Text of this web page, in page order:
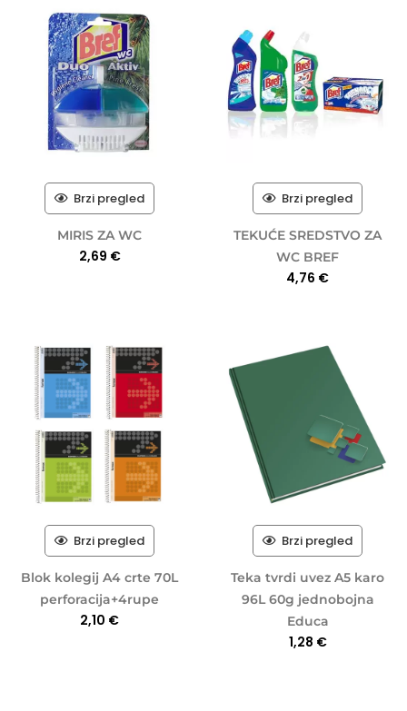
Brzi pregled
MIRIS ZA WC
2,69 €
Brzi pregled
TEKUĆE SREDSTVO ZA
WC BREF
4,76 €
Brzi pregled
Blok kolegij A4 crte 70L
perforacija+4rupe
2,10 €
Brzi pregled
Teka tvrdi uvez A5 karo
96L 60g jednobojna
Educa
1,28 €